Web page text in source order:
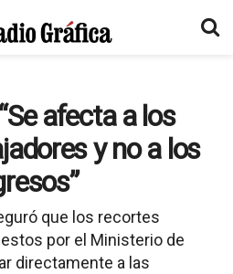
afecta a los
y no a los
que los recortes
por el Ministerio de
directamente a las